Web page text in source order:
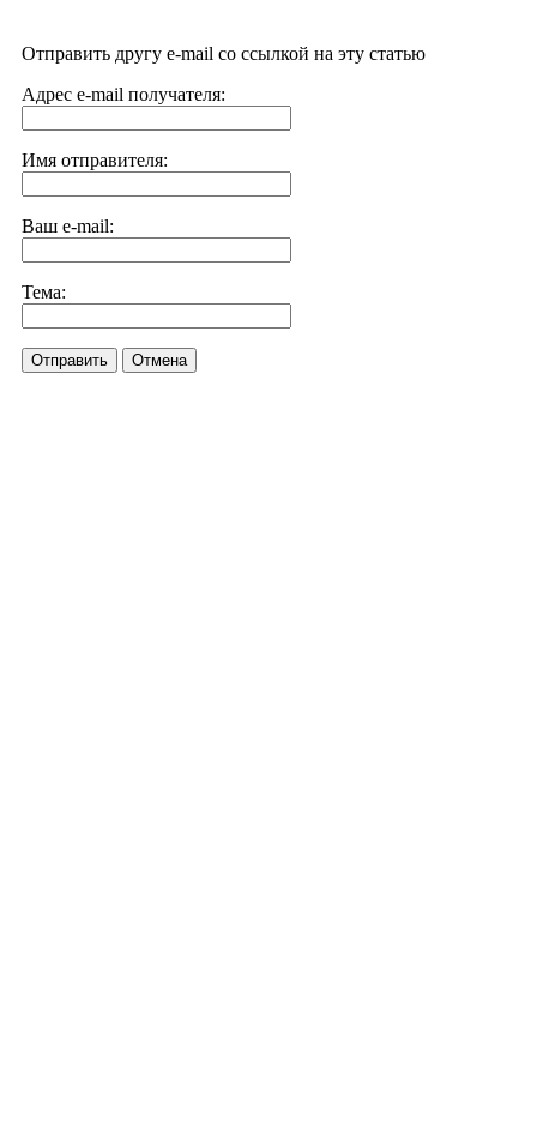
Отправить другу e-mail со ссылкой на эту статью
Адрес e-mail получателя:
Имя отправителя:
Ваш e-mail:
Тема:
Отправить Отмена